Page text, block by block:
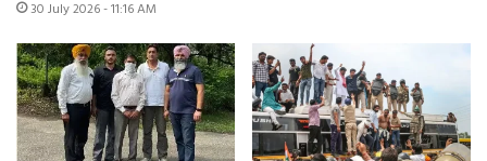
30 July 2026 - 11:16 AM